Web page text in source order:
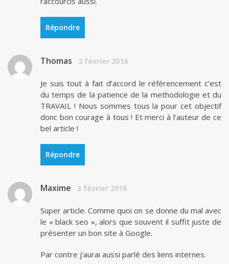
Répondre
Thomas 2 février 2016
Je suis tout à fait d’accord le référencement c’est
du temps de la patience de la methodologie et du
TRAVAIL ! Nous sommes tous la pour cet objectif
donc bon courage à tous ! Et merci à l’auteur de ce
bel article !
Répondre
Maxime 3 février 2016
Super article. Comme quoi on se donne du mal avec
le « black seo », alors que souvent il suffit juste de
présenter un bon site à Google.
Par contre j’aurai aussi parlé des liens internes.